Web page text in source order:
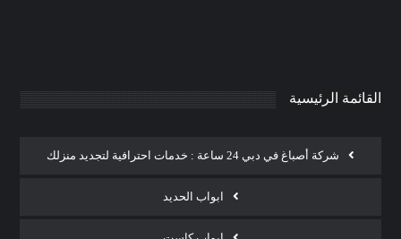
القائمة الرئيسية
شركة أصباغ في دبي 24 ساعة : خدمات احترافية لتجديد منزلك
ابواب الحديد